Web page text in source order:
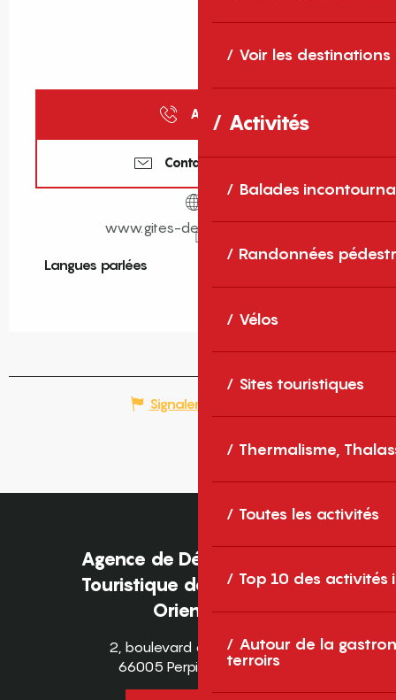
Voir les destinations
Activités
Balades
Randonnées
Vélos
Sites touristiques
Thermalisme,
Toutes les activités
Top 10 des activités
Autour de la
terroirs
Appeler
Contactez-nous
www.gites-de-france-sud.fr
Langues parlées
Langues parlées
Signaler une erreur
Agence de Développement
Touristique des Pyrénées-
Orientales
2, boulevard des Pyrénées
66005 Perpignan Cedex